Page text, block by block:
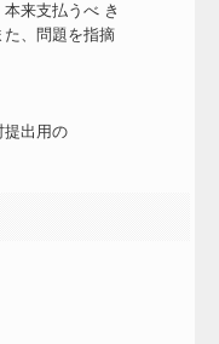
来支払うべ き
、問題を指摘
提出用の